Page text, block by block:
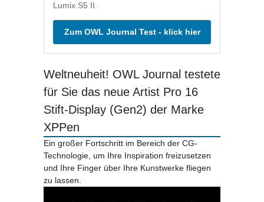
Lumix S5 II.
Zum OWL Journal Test - klick hier
Weltneuheit! OWL Journal testete
für Sie das neue Artist Pro 16
Stift-Display (Gen2) der Marke
XPPen
Ein großer Fortschritt im Bereich der CG-
Technologie, um Ihre Inspiration freizusetzen
und Ihre Finger über Ihre Kunstwerke fliegen
zu lassen.